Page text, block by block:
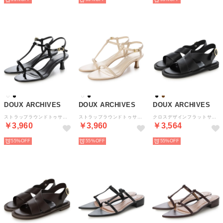
DOUX ARCHIVES
￥3,960
55%
DOUX ARCHIVES
￥3,960
55%
DOUX ARCHIVES
￥3,564
55%